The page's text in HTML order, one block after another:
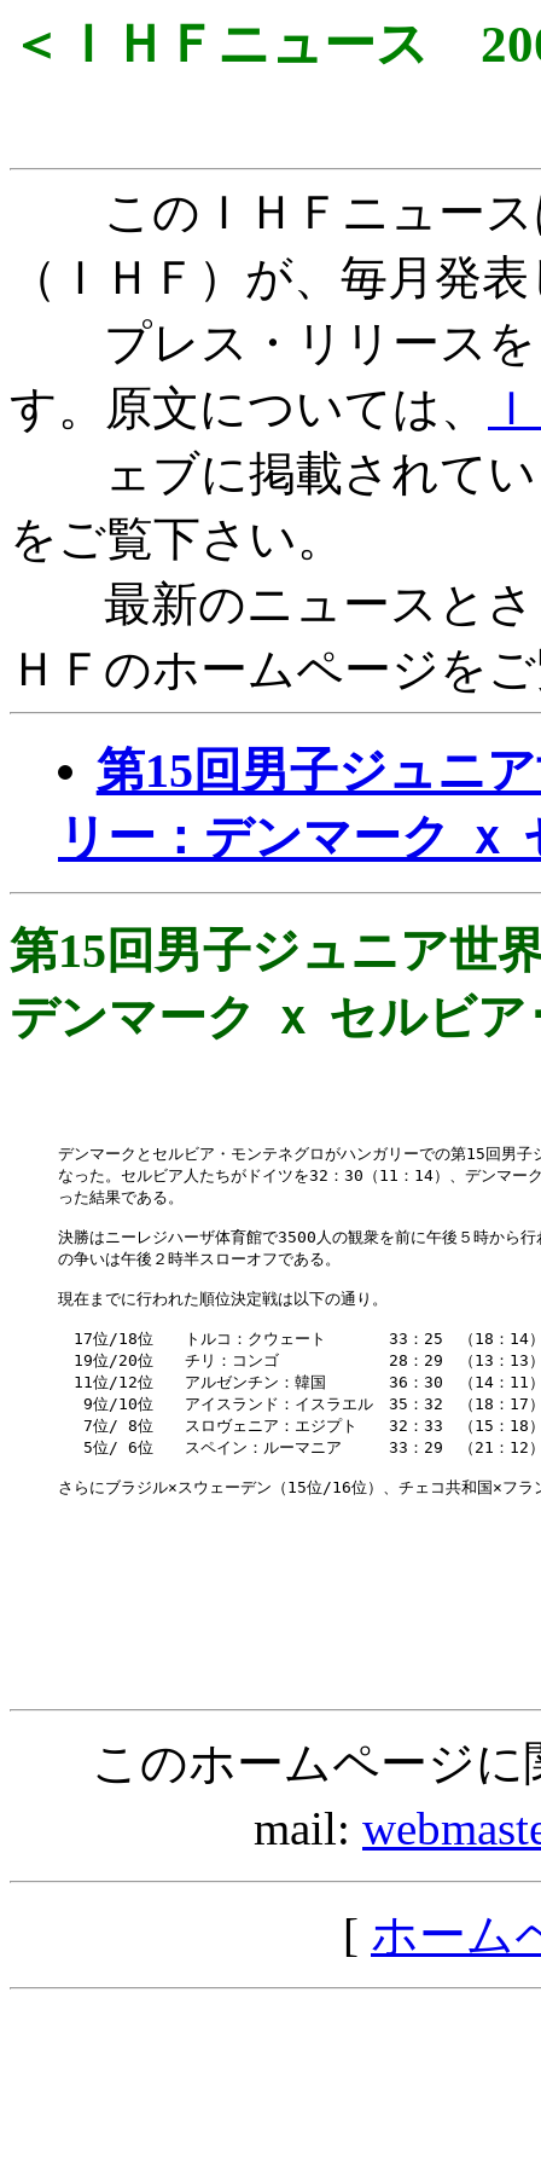
＜ＩＨＦニュース
このＩＨＦニュース
（ＩＨＦ）が、毎月発
プレス・リリースを
す。原文については、
ェブに掲載されてい
をご覧下さい。
最新のニュースとさ
ＨＦのホームページを
第15回男子ジュニ
リー：デンマーク ｘ
第15回男子ジュニア世
デンマーク ｘ セルビ
デンマークとセルビア・モンテネグロがハンガリーでの第15回男
なった。セルビア人たちがドイツを32：30（11：14）、デンマー
った結果である。
決勝はニーレジハーザ体育館で3500人の観衆を前に午後５時から
の争いは午後２時半スローオフである。
現在までに行われた順位決定戦は以下の通り。
17位/18位　　トルコ：クウェート　　　　33：25　（18：14
19位/20位　　チリ：コンゴ　　　　　　　28：29　（13：13
11位/12位　　アルゼンチン：韓国　　　　36：30　（14：11
9位/10位　　アイスランド：イスラエル　35：32　（18：17
7位/ 8位　　スロヴェニア：エジプト　　32：33　（15：18
5位/ 6位　　スペイン：ルーマニア　　　33：29　（21：12
さらにブラジル×スウェーデン（15位/16位）、チェコ共和国×フ
このホームページ
mail:
[ ホーム